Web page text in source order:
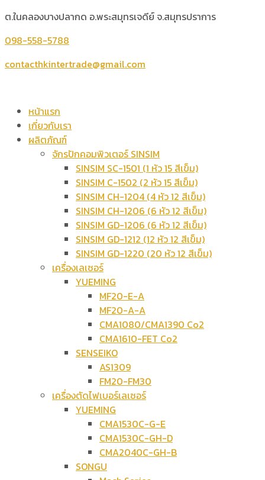
ต.ในคลองบางปลากด อ.พระสมุทรเจดีย์ จ.สมุทรปราการ
098-558-5788
contacthkintertrade@gmail.com
หน้าแรก
เกี่ยวกับเรา
ผลิตภัณฑ์
จักรปักคอมพิวเตอร์ SINSIM
SINSIM SC-1501 (1 หัว 15 สีเข็ม)
SINSIM C-1502 (2 หัว 15 สีเข็ม)
SINSIM CH-1204 (4 หัว 12 สีเข็ม)
SINSIM CH-1206 (6 หัว 12 สีเข็ม)
SINSIM GD-1206 (6 หัว 12 สีเข็ม)
SINSIM GD-1212 (12 หัว 12 สีเข็ม)
SINSIM GD-1220 (20 หัว 12 สีเข็ม)
เครื่องเลเซอร์
YUEMING
MF20-E-A
MF20-A-A
CMA1080/CMA1390 Co2
CMA1610-FET Co2
SENSEIKO
AS1309
FM20-FM30
เครื่องตัดไฟเบอร์เลเซอร์
YUEMING
CMA1530C-G-E
CMA1530C-GH-D
CMA2040C-GH-B
SONGU